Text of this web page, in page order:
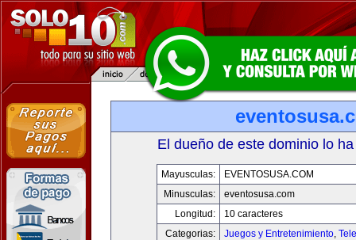
El dueño de este dominio lo
Mayusculas:
EVENTOSUSA.COM
Minusculas:
eventosusa.com
Longitud:
10 caracteres
Categorias:
Juegos y Entretenimiento,